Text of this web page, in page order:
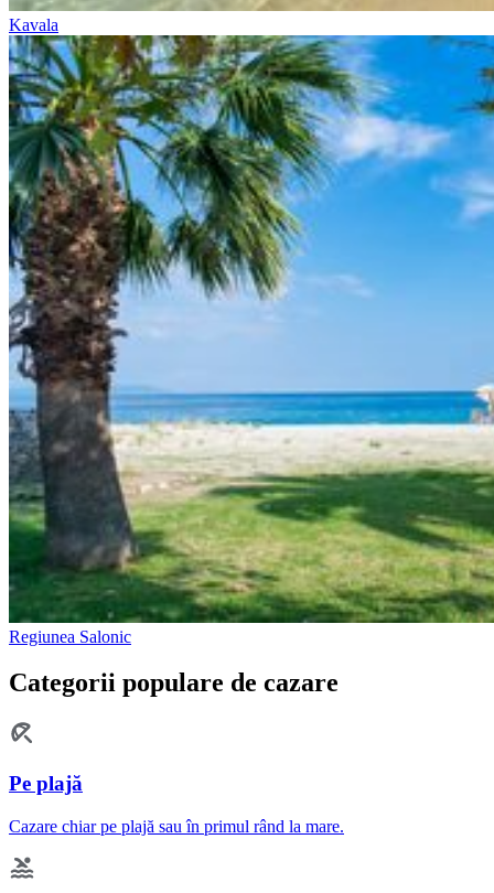
Kavala
Regiunea Salonic
Categorii populare de cazare
Pe plajă
Cazare chiar pe plajă sau în primul rând la mare.